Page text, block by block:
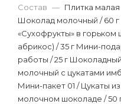
Состав — Плитка
Шоколад молочный / 60
«Сухофрукты» в горьком
абрикос) / 35 г Мини-
работы / 25 г
молочный с цукатами
Мини-пакет 01 / Цукаты
молочном шоколаде / 50